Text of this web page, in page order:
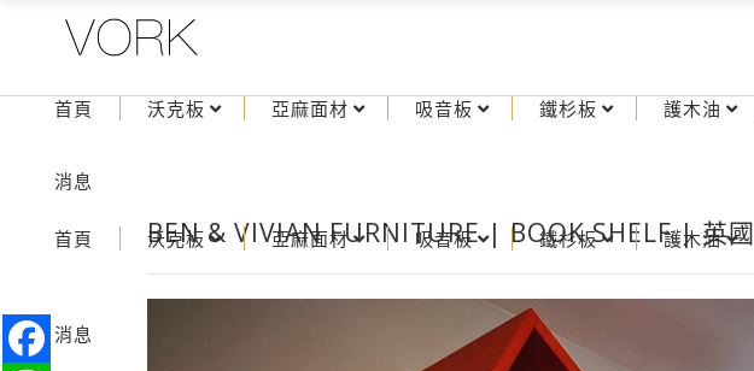
首頁 沃克板 亞麻面材 吸音板 鐵杉板 護木油
消息
首頁 沃克板 亞麻面材 吸音板 鐵杉板 護木油
消息
BEN & VIVIAN FURNITURE | BOOK SHELF | 英國